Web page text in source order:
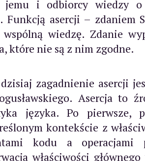
jemu i odbiorcy wiedzy
Funkcją asercji – zdaniem
wiedzę. Zdanie
które nie są z nim zgodne.
zagadnienie asercji
Asercja to
języka. Po pierwsze,
kontekście z
kodu a operacjami
właściwości